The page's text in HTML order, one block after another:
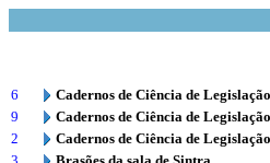
6
Cadernos de Ciência de
9
Cadernos de Ciência de
2
Cadernos de Ciência de